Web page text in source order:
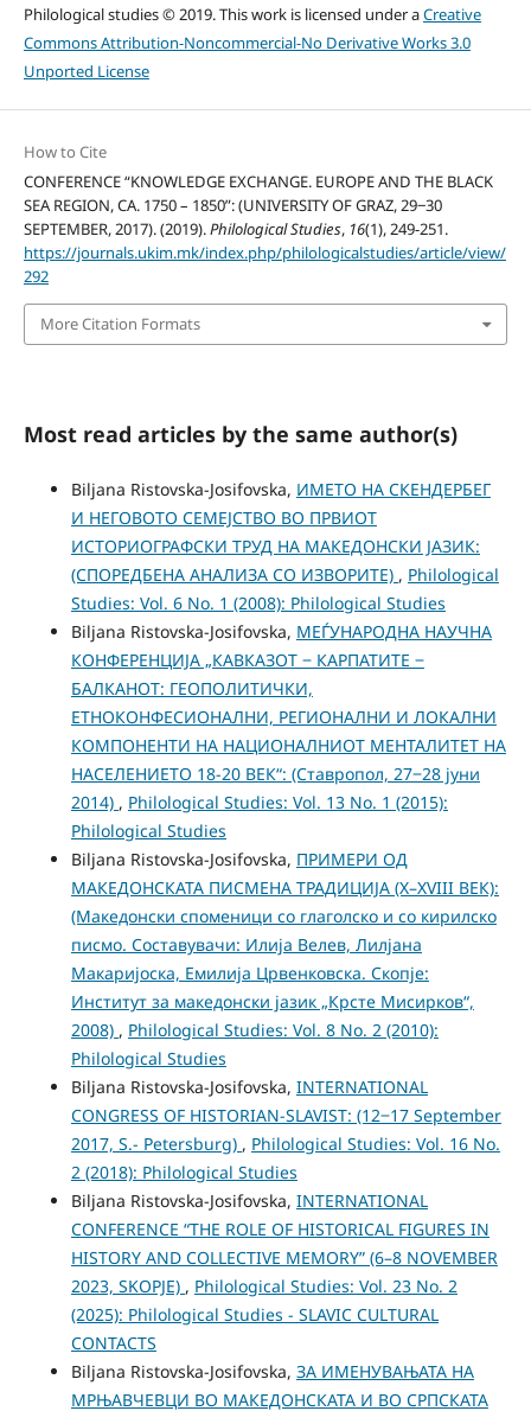
Philological studies © 2019. This work is licensed under aCreative
Commons Attribution-Noncommercial-No Derivative Works 3.0
Unported License
How to Cite
CONFERENCE “KNOWLEDGE EXCHANGE. EUROPE AND THE BLACK
SEA REGION, CA. 1750 – 1850”: (UNIVERSITY OF GRAZ, 29‒30
SEPTEMBER, 2017). (2019).Philological Studies, 16(1), 249-251.
https://journals.ukim.mk/index.php/philologicalstudies/article/view/
292
More Citation Formats
Most read articles by the same author(s)
Biljana Ristovska-Josifovska, ИМЕТО НА СКЕНДЕРБЕГ
И НЕГОВОТО СЕМЕЈСТВО ВО ПРВИОТ
ИСТОРИОГРАФСКИ ТРУД НА МАКЕДОНСКИ ЈАЗИК:
(СПОРЕДБЕНА АНАЛИЗА СО ИЗВОРИТЕ) , Philological
Studies: Vol. 6 No. 1 (2008): Philological Studies
Biljana Ristovska-Josifovska, МЕЃУНАРОДНА НАУЧНА
КОНФЕРЕНЦИЈА „КАВКАЗОТ ‒ КАРПАТИТЕ ‒
БАЛКАНОТ: ГЕОПОЛИТИЧКИ,
ЕТНОКОНФЕСИОНАЛНИ, РЕГИОНАЛНИ И ЛОКАЛНИ
КОМПОНЕНТИ НА НАЦИОНАЛНИОТ МЕНТАЛИТЕТ НА
НАСЕЛЕНИЕТО 18-20 ВЕК“: (Ставропол, 27‒28 јуни
2014) , Philological Studies: Vol. 13 No. 1 (2015):
Philological Studies
Biljana Ristovska-Josifovska, ПРИМЕРИ ОД
МАКЕДОНСКАТА ПИСМЕНА ТРАДИЦИЈА (Х–ХVIII ВЕК):
(Македонски споменици со глаголско и со кирилско
писмо. Составувачи: Илија Велев, Лилјана
Макаријоска, Емилија Црвенковска. Скопје:
Институт за македонски јазик „Крсте Мисирков“,
2008) , Philological Studies: Vol. 8 No. 2 (2010):
Philological Studies
Biljana Ristovska-Josifovska, INTERNATIONAL
CONGRESS OF HISTORIAN-SLAVIST: (12‒17 September
2017, S.- Petersburg) , Philological Studies: Vol. 16 No.
2 (2018): Philological Studies
Biljana Ristovska-Josifovska, INTERNATIONAL
CONFERENCE “THE ROLE OF HISTORICAL FIGURES IN
HISTORY AND COLLECTIVE MEMORY” (6–8 NOVEMBER
2023, SKOPJE) , Philological Studies: Vol. 23 No. 2
(2025): Philological Studies - SLAVIC CULTURAL
CONTACTS
Biljana Ristovska-Josifovska, ЗА ИМЕНУВАЊАТА НА
МРЊАВЧЕВЦИ ВО МАКЕДОНСКАТА И ВО СРПСКАТА